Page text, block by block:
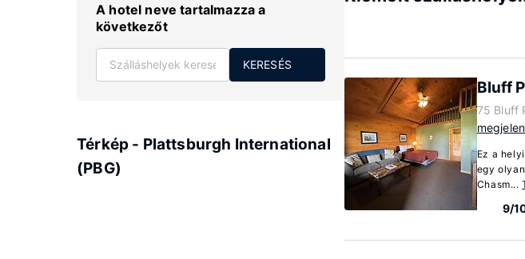
A hotel neve tartalmazza a
következőt
KERESÉS
Térkép - Plattsburgh International
(PBG)
Bluff
75 Bluff
Ez a
egy
Chasm...
9/